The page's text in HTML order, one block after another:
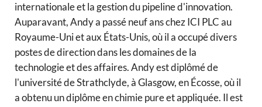
internationale et la gestion du pipeline d'innovation.
Auparavant, Andy a passé neuf ans chez ICI PLC au
Royaume-Uni et aux États-Unis, où il a occupé divers
postes de direction dans les domaines de la
technologie et des affaires. Andy est diplômé de
l'université de Strathclyde, à Glasgow, en Écosse, où il
a obtenu un diplôme en chimie pure et appliquée. Il est